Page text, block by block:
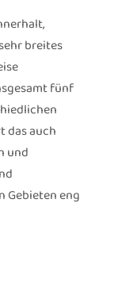
breites
fünf
das auch
und
Gebieten eng